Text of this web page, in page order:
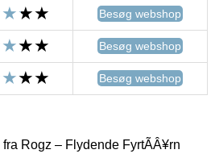
Besøg webshop
Besøg webshop
Besøg webshop
Rogz – Flydende FyrtÃÂ¥rn